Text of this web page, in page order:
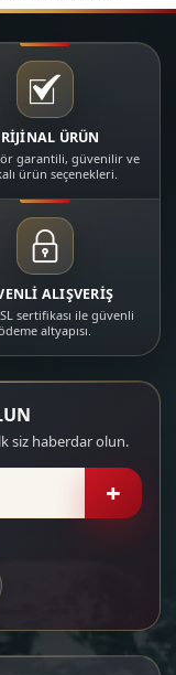
ÜRÜN
garantili, güvenilir ve
ürün seçenekleri.
ALIŞVERİŞ
sertifikası ile güvenli
altyapısı.
siz haberdar olun.
+